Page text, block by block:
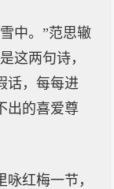
中。”范思辙
这两句诗，
话，每每进
出的喜爱尊
红梅一节，